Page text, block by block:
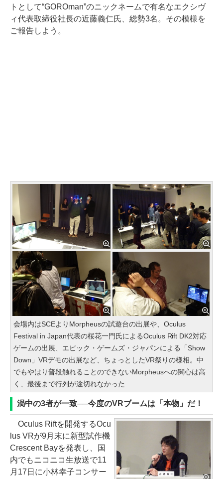
トとして“GOROman”のニックネームで有名なエクシヴ
ィ代表取締役社長の近藤義仁氏、総勢3名。その模様を
ご報告しよう。
会場内はSCEよりMorpheusの試遊台の出展や、Oculus
Festival in Japan代表の桜花一門氏によるOculus Rift DK2対応
ゲームの出展、エピック・ゲームズ・ジャパンによる「Show
Down」VRデモの出展など、ちょっとしたVR祭りの様相。中
でもやはり普段触れることのできないMorpheusへの関心は高
く、最後まで行列が途切れなかった
渦中の3者が一致──今度のVRブームは「本物」だ！
Oculus Riftを開発するOcu
lus VRが9月末に新型試作機
Crescent Bayを発表し、国
内でもニコニコ生放送で11
月17日に小林幸子コンサー